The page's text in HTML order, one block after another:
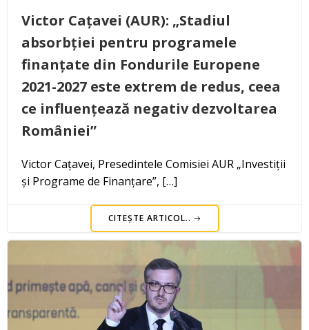
Victor Cațavei (AUR): „Stadiul
absorbției pentru programele
finanțate din Fondurile Europene
2021-2027 este extrem de redus, ceea
ce influențează negativ dezvoltarea
României”
Victor Cațavei, Presedintele Comisiei AUR „Investiții
și Programe de Finanțare”, […]
CITEȘTE ARTICOL..